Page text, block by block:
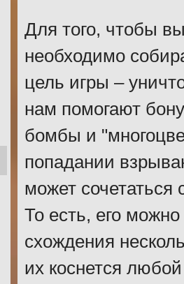
Для того, чтобы
необходимо
цель игры –
нам помогают
бомбы и
попадании
может
То есть, его
схождения
их коснется